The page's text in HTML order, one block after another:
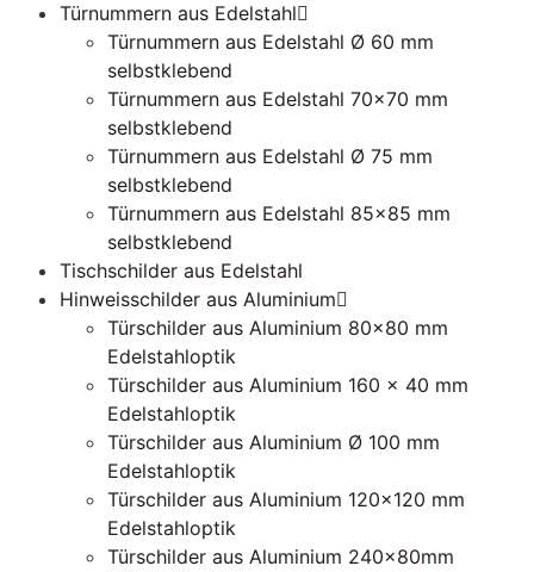
Türnummern aus Edelstahl
Türnummern aus Edelstahl Ø 60 mm
selbstklebend
Türnummern aus Edelstahl 70×70 mm
selbstklebend
Türnummern aus Edelstahl Ø 75 mm
selbstklebend
Türnummern aus Edelstahl 85×85 mm
selbstklebend
Tischschilder aus Edelstahl
Hinweisschilder aus Aluminium
Türschilder aus Aluminium 80×80 mm
Edelstahloptik
Türschilder aus Aluminium 160 x 40 mm
Edelstahloptik
Türschilder aus Aluminium Ø 100 mm
Edelstahloptik
Türschilder aus Aluminium 120×120 mm
Edelstahloptik
Türschilder aus Aluminium 240x80mm